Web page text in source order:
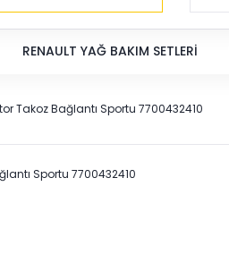
RENAULT YAĞ BAKIM SETLERI
Takoz Bağlantı Sportu 7700432410